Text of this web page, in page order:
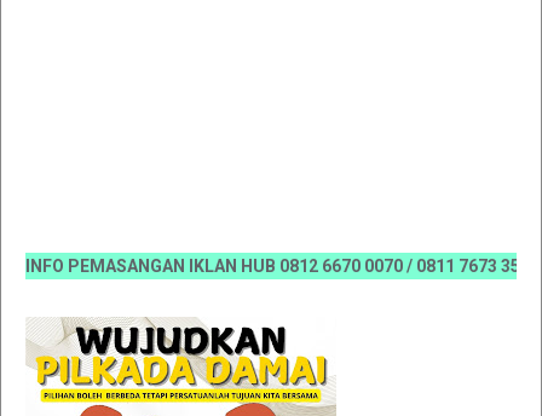
PEMASANGAN IKLAN HUB 0812 6670 0070 / 0811 7673 35,